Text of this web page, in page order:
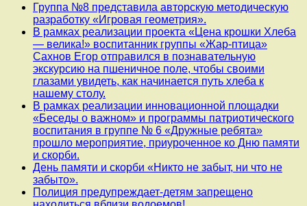
Группа №8 представила авторскую методическую
разработку «Игровая геометрия».
В рамках реализации проекта «Цена крошки Хлеба
— велика!» воспитанник группы «Жар-птица»
Сахнов Егор отправился в познавательную
экскурсию на пшеничное поле, чтобы своими
глазами увидеть, как начинается путь хлеба к
нашему столу.
В рамках реализации инновационной площадки
«Беседы о важном» и программы патриотического
воспитания в группе № 6 «Дружные ребята»
прошло мероприятие, приуроченное ко Дню памяти
и скорби.
День памяти и скорби «Никто не забыт, ни что не
забыто».
Полиция предупреждает-детям запрещено